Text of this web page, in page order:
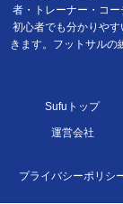
者・トレーナー・コー
初心者でも分かりや
きます。フットサル
Sufuトップ
運営会社
プライバシーポリシ